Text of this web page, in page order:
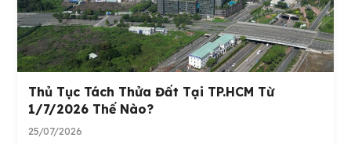
Thủ Tục Tách Thửa Đất Tại TP.HCM Từ
1/7/2026 Thế Nào?
25/07/2026